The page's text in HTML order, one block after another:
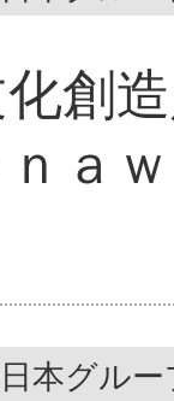
化創
ａ
日本グル